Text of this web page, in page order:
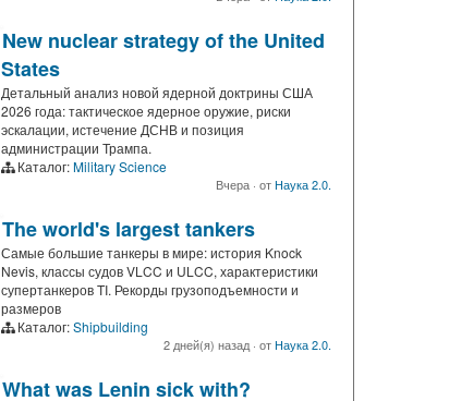
New nuclear strategy of the United
States
Детальный анализ новой ядерной доктрины США
2026 года: тактическое ядерное оружие, риски
эскалации, истечение ДСНВ и позиция
администрации Трампа.
Каталог:Military Science
Вчера · отНаука 2.0.
The world's largest tankers
Самые большие танкеры в мире: история Knock
Nevis, классы судов VLCC и ULCC, характеристики
супертанкеров TI. Рекорды грузоподъемности и
размеров
Каталог:Shipbuilding
2 дней(я) назад· отНаука 2.0.
What was Lenin sick with?